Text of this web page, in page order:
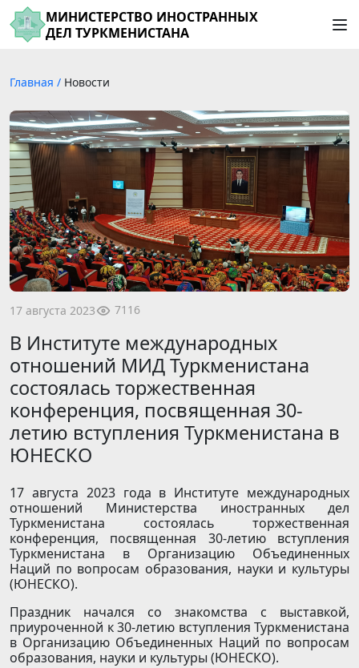
МИНИСТЕРСТВО ИНОСТРАННЫХ
ДЕЛ ТУРКМЕНИСТАНА
Главная / Новости
17 августа 2023 7116
В Институте международных
отношений МИД Туркменистана
состоялась торжественная
конференция, посвященная 30-
летию вступления Туркменистана в
ЮНЕСКО
17 августа 2023 года в Институте международных
отношений Министерства иностранных дел
Туркменистана состоялась торжественная
конференция, посвященная 30-летию вступления
Туркменистана в Организацию Объединенных
Наций по вопросам образования, науки и культуры
(ЮНЕСКО).
Праздник начался со знакомства с выставкой,
приуроченной к 30-летию вступления Туркменистана
в Организацию Объединенных Наций по вопросам
образования, науки и культуры (ЮНЕСКО).